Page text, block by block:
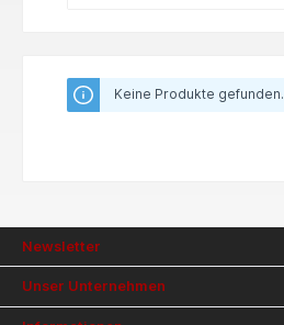
Keine Produkte gefunden.
Newsletter
Unser Unternehmen